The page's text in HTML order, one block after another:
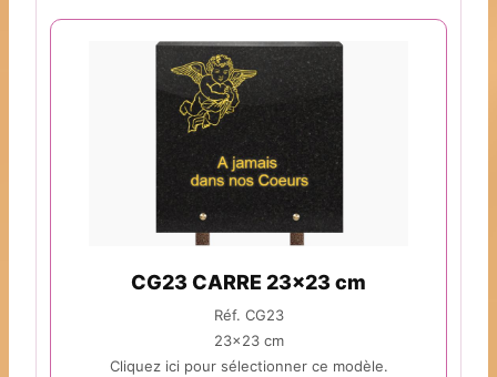
CG23 CARRE 23x23 cm
Réf. CG23
23x23 cm
Cliquez ici pour sélectionner ce modèle.